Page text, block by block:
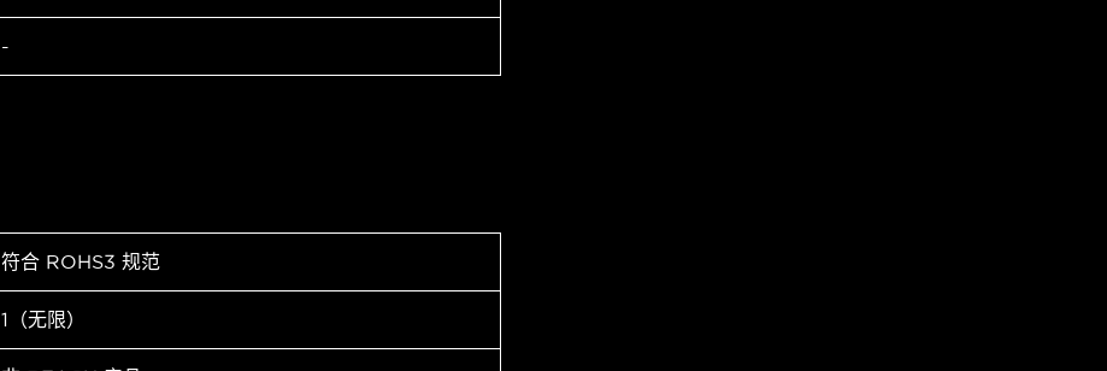
-
符合 ROHS3 规范
1（无限）